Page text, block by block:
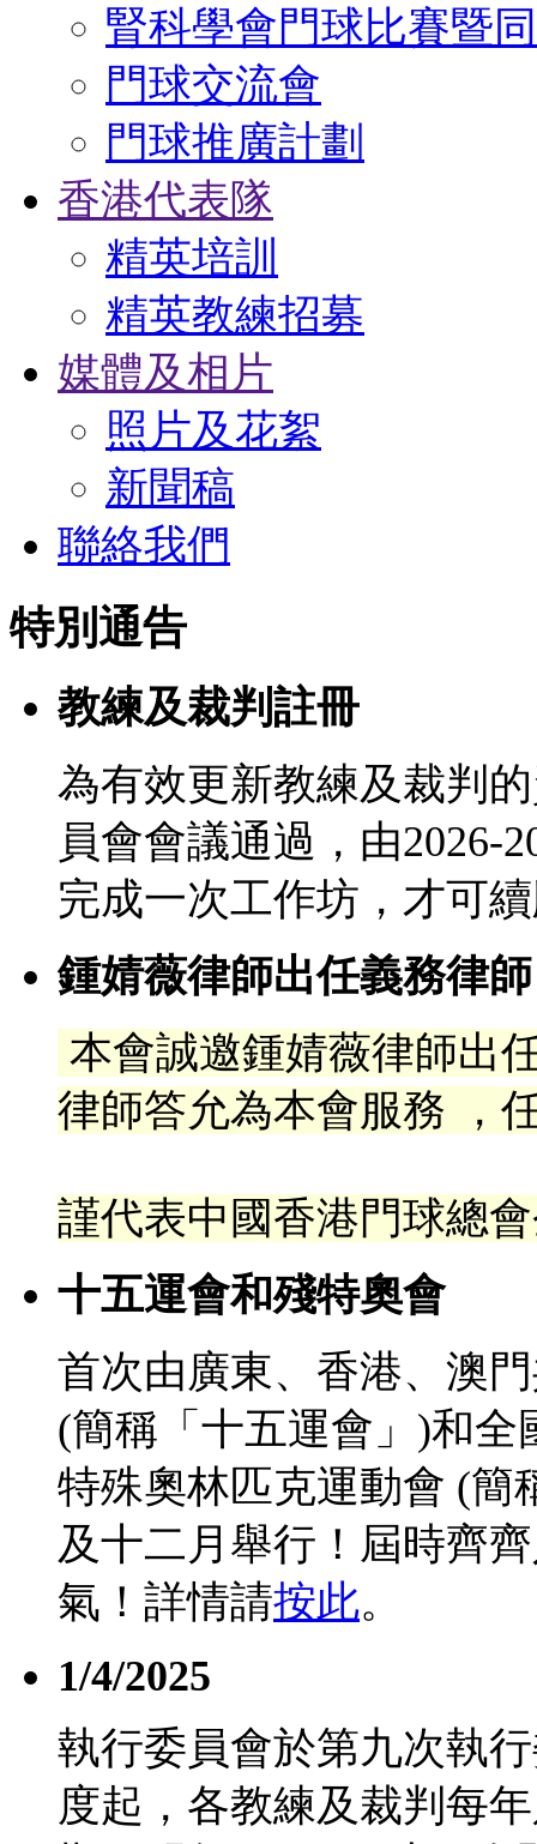
腎科學會門球比賽暨
門球交流會
門球推廣計劃
香港代表隊
精英培訓
精英教練招募
媒體及相片
照片及花絮
新聞稿
聯絡我們
特別通告
教練及裁判註冊
為有效更新教練及裁判
員會會議通過，由2026-
完成一次工作坊，才可
鍾婧薇律師出任義務律師
本會誠邀鍾婧薇律師出
律師答允為本會服務 ，
謹代表中國香港門球總
十五運會和殘特奧會
首次由廣東、香港、澳
(簡稱「十五運會」)和
特殊奧林匹克運動會 (簡
及十二月舉行！屆時齊
氣！詳情請按此。
1/4/2025
執行委員會於第九次執
度起，各教練及裁判每